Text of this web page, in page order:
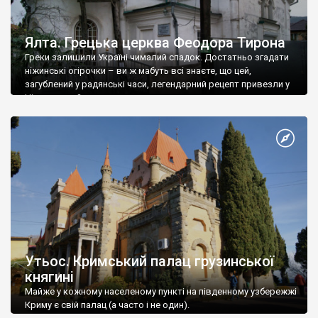
Ялта. Грецька церква Феодора Тирона
Греки залишили Україні чималий спадок. Достатньо згадати
ніжинські огірочки – ви ж мабуть всі знаєте, що цей,
загублений у радянські часи, легендарний рецепт привезли у
Ніжин греки?
Утьос. Кримський палац грузинської
княгині
Майже у кожному населеному пункті на південному узбережжі
Криму є свій палац (а часто і не один).